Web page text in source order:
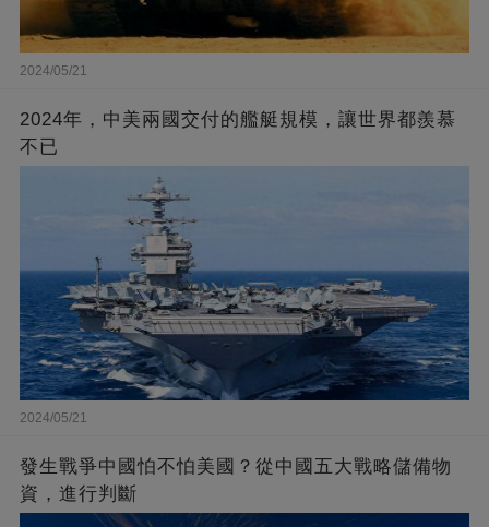
2024/05/21
2024年，中美兩國交付的艦艇規模，讓世界都羨慕
不已
2024/05/21
發生戰爭中國怕不怕美國？從中國五大戰略儲備物
資，進行判斷